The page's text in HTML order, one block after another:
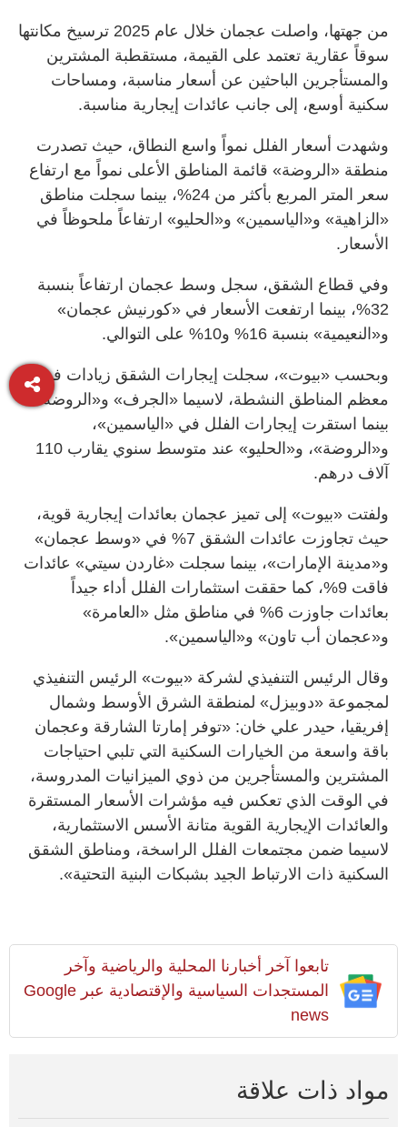
من جهتها، واصلت عجمان خلال عام 2025 ترسيخ مكانتها
سوقاً عقارية تعتمد على القيمة، مستقطبة المشترين
والمستأجرين الباحثين عن أسعار مناسبة، ومساحات
سكنية أوسع، إلى جانب عائدات إيجارية مناسبة.
وشهدت أسعار الفلل نمواً واسع النطاق، حيث تصدرت
منطقة «الروضة» قائمة المناطق الأعلى نمواً مع ارتفاع
سعر المتر المربع بأكثر من 24%، بينما سجلت مناطق
«الزاهية» و«الياسمين» و«الحليو» ارتفاعاً ملحوظاً في
الأسعار.
وفي قطاع الشقق، سجل وسط عجمان ارتفاعاً بنسبة
32%، بينما ارتفعت الأسعار في «كورنيش عجمان»
و«النعيمية» بنسبة 16% و10% على التوالي.
وبحسب «بيوت»، سجلت إيجارات الشقق زيادات في
معظم المناطق النشطة، لاسيما «الجرف» و«الروضة»،
بينما استقرت إيجارات الفلل في «الياسمين»،
و«الروضة»، و«الحليو» عند متوسط سنوي يقارب 110
آلاف درهم.
ولفتت «بيوت» إلى تميز عجمان بعائدات إيجارية قوية،
حيث تجاوزت عائدات الشقق 7% في «وسط عجمان»
و«مدينة الإمارات»، بينما سجلت «غاردن سيتي» عائدات
فاقت 9%، كما حققت استثمارات الفلل أداء جيداً
بعائدات جاوزت 6% في مناطق مثل «العامرة»
و«عجمان أب تاون» و«الياسمين».
وقال الرئيس التنفيذي لشركة «بيوت» الرئيس التنفيذي
لمجموعة «دوبيزل» لمنطقة الشرق الأوسط وشمال
إفريقيا، حيدر علي خان: «توفر إمارتا الشارقة وعجمان
باقة واسعة من الخيارات السكنية التي تلبي احتياجات
المشترين والمستأجرين من ذوي الميزانيات المدروسة،
في الوقت الذي تعكس فيه مؤشرات الأسعار المستقرة
والعائدات الإيجارية القوية متانة الأسس الاستثمارية،
لاسيما ضمن مجتمعات الفلل الراسخة، ومناطق الشقق
السكنية ذات الارتباط الجيد بشبكات البنية التحتية».
تابعوا آخر أخبارنا المحلية والرياضية وآخر
المستجدات السياسية والإقتصادية عبر Google
news
مواد ذات علاقة